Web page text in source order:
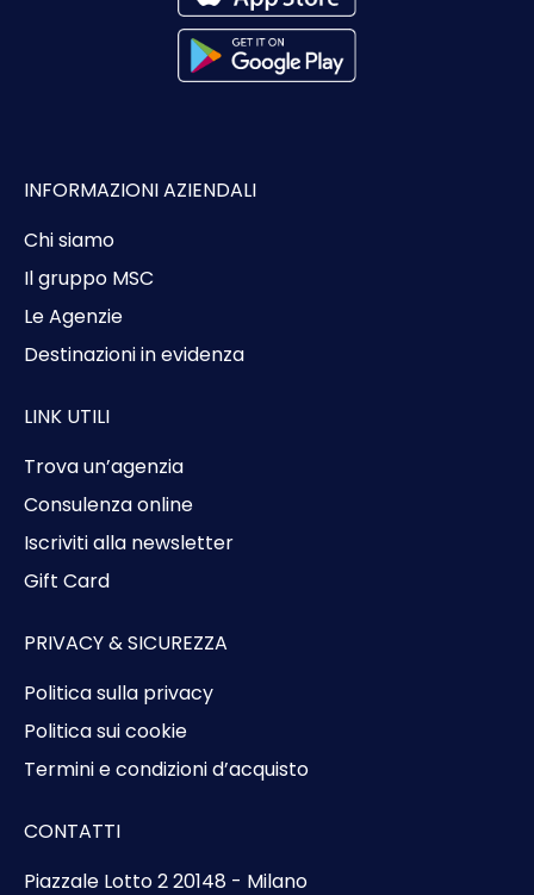
INFORMAZIONI AZIENDALI
Chi siamo
Il gruppo MSC
Le Agenzie
Destinazioni in evidenza
LINK UTILI
Trova un’agenzia
Consulenza online
Iscriviti alla newsletter
Gift Card
PRIVACY & SICUREZZA
Politica sulla privacy
Politica sui cookie
Termini e condizioni d’acquisto
CONTATTI
Piazzale Lotto 2 20148 - Milano